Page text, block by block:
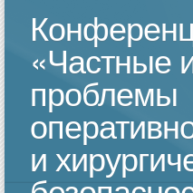
«Частные
проблемы
и